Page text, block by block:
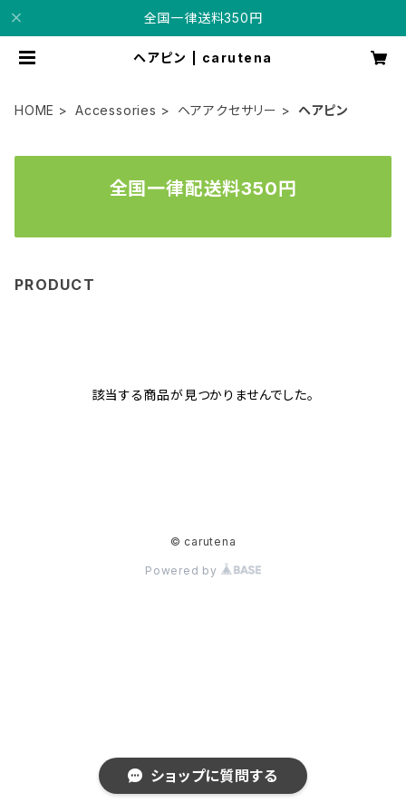
全国一律送料350円
ヘアピン | carutena
HOME Accessories ヘアアクセサリー ヘアピン
全国一律配送料350円
PRODUCT
該当する商品が見つかりませんでした。
© carutena
Powered by
ショップに質問する